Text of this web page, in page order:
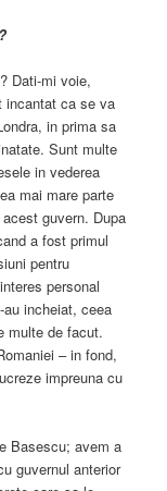
Dati-mi voie,
incantat ca se va
in prima sa
Sunt multe
in vederea
mai mare parte
guvern. Dupa
a fost primul
pentru
personal
incheiat, ceea
multe de facut.
– in fond,
impreuna cu
Basescu; avem a
guvernul anterior